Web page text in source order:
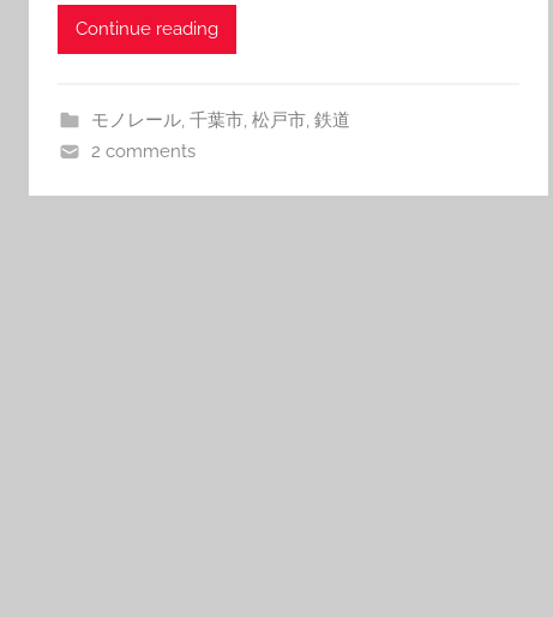
Continue reading
モノレール, 千葉市, 松戸市, 鉄道
2 comments